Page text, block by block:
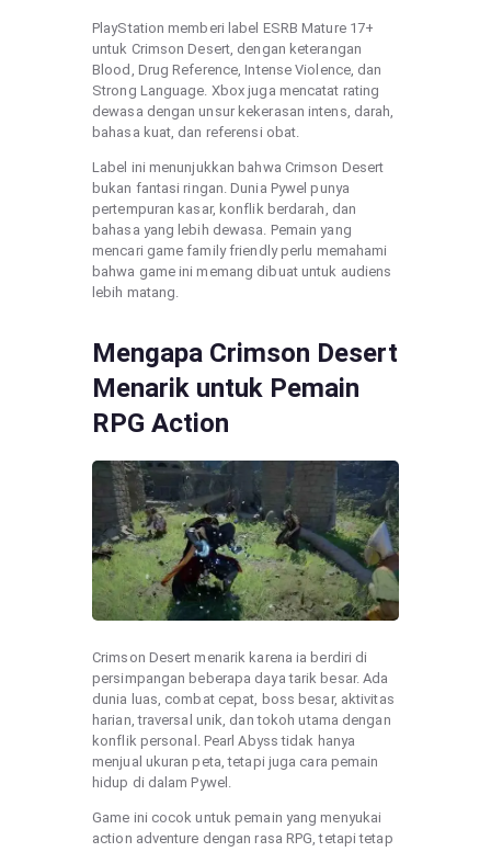
PlayStation memberi label ESRB Mature 17+
untuk Crimson Desert, dengan keterangan
Blood, Drug Reference, Intense Violence, dan
Strong Language. Xbox juga mencatat rating
dewasa dengan unsur kekerasan intens, darah,
bahasa kuat, dan referensi obat.
Label ini menunjukkan bahwa Crimson Desert
bukan fantasi ringan. Dunia Pywel punya
pertempuran kasar, konflik berdarah, dan
bahasa yang lebih dewasa. Pemain yang
mencari game family friendly perlu memahami
bahwa game ini memang dibuat untuk audiens
lebih matang.
Mengapa Crimson Desert
Menarik untuk Pemain
RPG Action
Crimson Desert menarik karena ia berdiri di
persimpangan beberapa daya tarik besar. Ada
dunia luas, combat cepat, boss besar, aktivitas
harian, traversal unik, dan tokoh utama dengan
konflik personal. Pearl Abyss tidak hanya
menjual ukuran peta, tetapi juga cara pemain
hidup di dalam Pywel.
Game ini cocok untuk pemain yang menyukai
action adventure dengan rasa RPG, tetapi tetap